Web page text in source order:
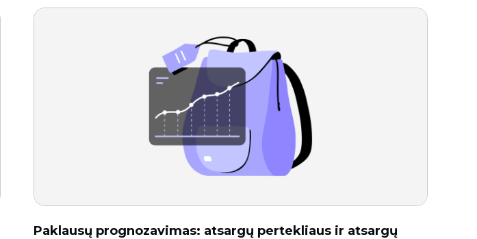
Paklausų prognozavimas: atsargų pertekliaus ir atsargų